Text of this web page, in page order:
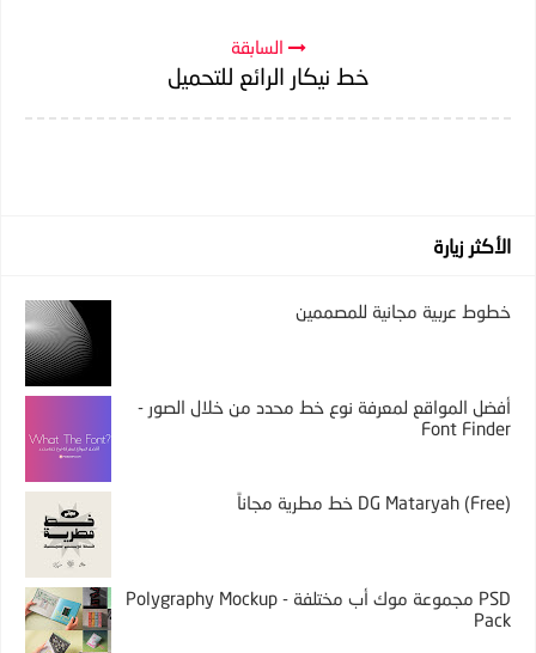
السابقة
خط نيكار الرائع للتحميل
الأكثر زيارة
خطوط عربية مجانية للمصممين
أفضل المواقع لمعرفة نوع خط محدد من خلال الصور -
Font Finder
DG Mataryah (Free) خط مطرية مجاناً
PSD مجموعة موك أب مختلفة - Polygraphy Mockup
Pack